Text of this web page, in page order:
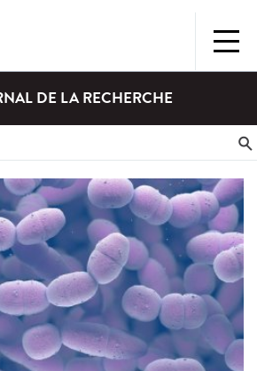
DE LA RECHERCHE